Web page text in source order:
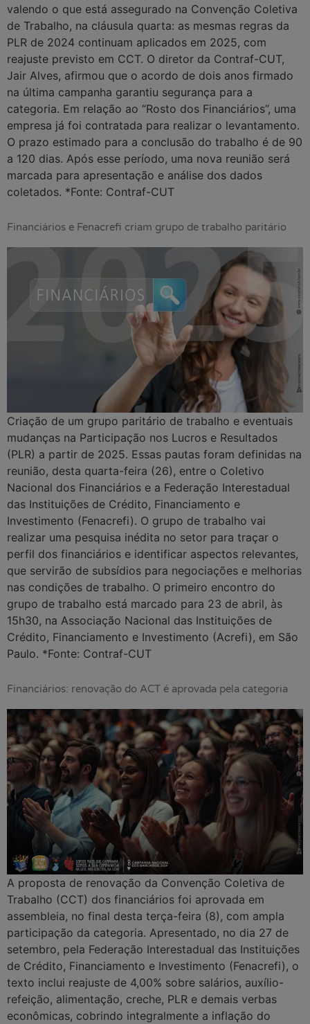
valendo o que está assegurado na Convenção Coletiva
de Trabalho, na cláusula quarta: as mesmas regras da
PLR de 2024 continuam aplicados em 2025, com
reajuste previsto em CCT. O diretor da Contraf-CUT,
Jair Alves, afirmou que o acordo de dois anos firmado
na última campanha garantiu segurança para a
categoria. Em relação ao “Rosto dos Financiários”, uma
empresa já foi contratada para realizar o levantamento.
O prazo estimado para a conclusão do trabalho é de 90
a 120 dias. Após esse período, uma nova reunião será
marcada para apresentação e análise dos dados
coletados. *Fonte: Contraf-CUT
Financiários e Fenacrefi criam grupo de trabalho paritário
Criação de um grupo paritário de trabalho e eventuais
mudanças na Participação nos Lucros e Resultados
(PLR) a partir de 2025. Essas pautas foram definidas na
reunião, desta quarta-feira (26), entre o Coletivo
Nacional dos Financiários e a Federação Interestadual
das Instituições de Crédito, Financiamento e
Investimento (Fenacrefi). O grupo de trabalho vai
realizar uma pesquisa inédita no setor para traçar o
perfil dos financiários e identificar aspectos relevantes,
que servirão de subsídios para negociações e melhorias
nas condições de trabalho. O primeiro encontro do
grupo de trabalho está marcado para 23 de abril, às
15h30, na Associação Nacional das Instituições de
Crédito, Financiamento e Investimento (Acrefi), em São
Paulo. *Fonte: Contraf-CUT
Financiários: renovação do ACT é aprovada pela categoria
A proposta de renovação da Convenção Coletiva de
Trabalho (CCT) dos financiários foi aprovada em
assembleia, no final desta terça-feira (8), com ampla
participação da categoria. Apresentado, no dia 27 de
setembro, pela Federação Interestadual das Instituições
de Crédito, Financiamento e Investimento (Fenacrefi), o
texto inclui reajuste de 4,00% sobre salários, auxílio-
refeição, alimentação, creche, PLR e demais verbas
econômicas, cobrindo integralmente a inflação do